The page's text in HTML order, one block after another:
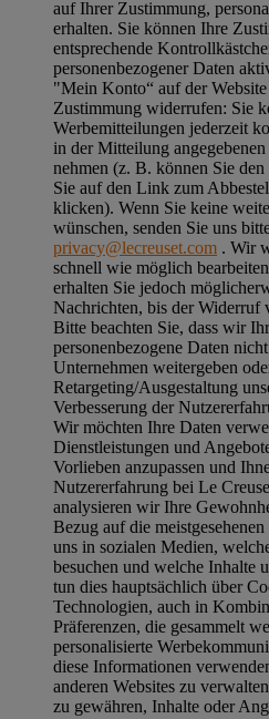
auf Ihrer Zustimmung,
erhalten. Sie können Ihre
entsprechende
personenbezogener Daten
"Mein Konto“ auf der
Zustimmung widerrufen: Sie
Werbemitteilungen jederzeit
in der Mitteilung
nehmen (z. B. können Sie
Sie auf den Link zum
klicken). Wenn Sie keine
wünschen, senden Sie uns
privacy@lecreuset.com . Wir
schnell wie möglich
erhalten Sie jedoch
Nachrichten, bis der Widerruf
Bitte beachten Sie, dass wir
personenbezogene Daten
Unternehmen weitergeben
Retargeting/Ausgestaltung
Verbesserung der
Wir möchten Ihre Daten
Dienstleistungen und
Vorlieben anzupassen und
Nutzererfahrung bei Le
analysieren wir Ihre
Bezug auf die
uns in sozialen Medien,
besuchen und welche Inhalte
tun dies hauptsächlich über
Technologien, auch in
Präferenzen, die gesammelt
personalisierte
diese Informationen
anderen Websites zu
zu gewähren, Inhalte oder